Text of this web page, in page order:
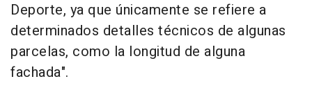
Deporte, ya que únicamente se refiere a
determinados detalles técnicos de algunas
parcelas, como la longitud de alguna
fachada".